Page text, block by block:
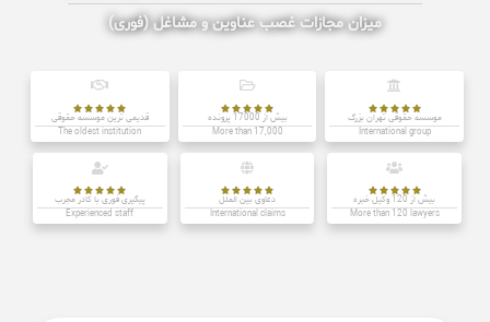
میزان مجازات غصب عناوین و مشاغل (فوری)





موسسه حقوقی تهران بزرگ
International group





بیش از 17000 پرونده
More than 17,000





قدیمی ترین موسسه حقوقی
The oldest institution





بیش از 120 وکیل خبره
More than 120 lawyers





دعاوی بین الملل
International claims





پیگیری فوری با کادر مجرب
Experienced staff